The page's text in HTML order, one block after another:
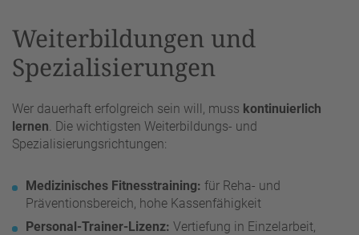
Weiterbildungen und
Spezialisierungen
Wer dauerhaft erfolgreich sein will, muss kontinuierlich
lernen . Die wichtigsten Weiterbildungs- und
Spezialisierungsrichtungen:
Medizinisches Fitnesstraining: für Reha- und
Präventionsbereich, hohe Kassenfähigkeit
Personal-Trainer-Lizenz: Vertiefung in Einzelarbeit,